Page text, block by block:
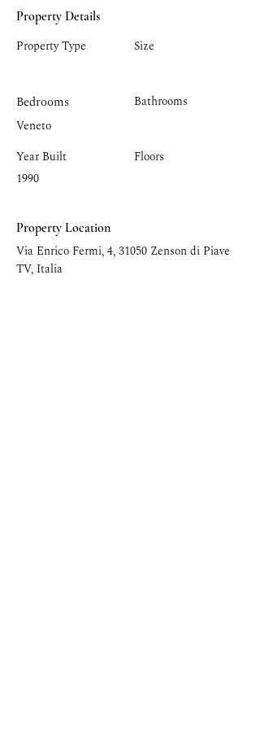
Property Details
Property Type
Bedrooms
Veneto
Year Built
1990
Size
Bathrooms
Floors
Property Location
Via Enrico Fermi, 4, 31050 Zenson di Piave
TV, Italia